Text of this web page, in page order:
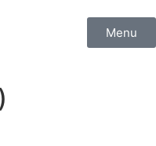
Menu